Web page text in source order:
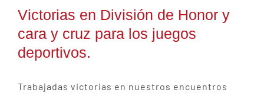
Señalamientos
Mecenazgo deportivo
Victorias en División de Honor y
cara y cruz para los juegos
deportivos.
Trabajadas victorias en nuestros encuentros